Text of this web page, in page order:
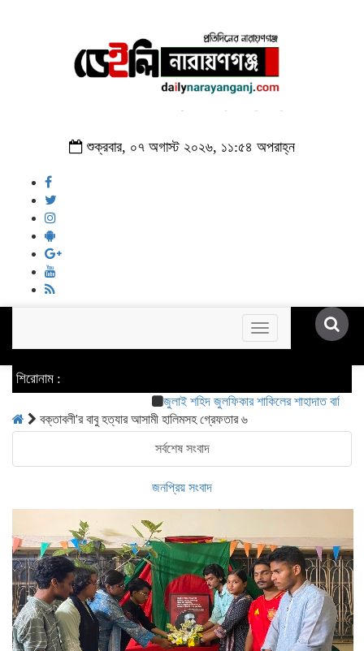
শুক্রবার, ০৭ অগাস্ট ২০২৬, ১১:৫৪ অপরাহ্ন
Toggle
navigation
শিরোনাম :
​জুলাই শহিদ জুলফিকার শাকিলের শাহাদাত বার্ষিকীতে
বক্তাবলী'র বাবু হত্যার আসামী হালিমসহ গ্রেফতার ৬
সর্বশেষ সংবাদ
জনপ্রিয় সংবাদ